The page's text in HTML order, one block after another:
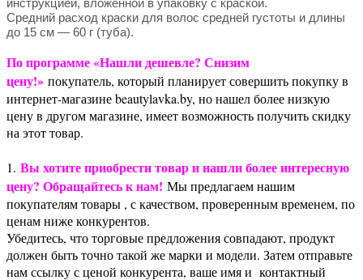
инструкцией, вложенной в упаковку с краской.
Средний расход краски для волос средней густоты и длины
до 15 см — 60 г (туба).
По программе «Нашли дешевле? Снизим
цену!» покупатель, который планирует совершить покупку в
интернет-магазине beautylavka.by, но нашел более низкую
цену в другом магазине, имеет возможность получить скидку
на этот товар.
1. Вы хотите приобрести товар и нашли более интересную
цену? Обращайтесь к нам! Мы предлагаем нашим
покупателям товары , с качеством, проверенным временем, по
ценам ниже конкурентов.
Убедитесь, что торговые предложения совпадают, продукт
должен быть точно такой же марки и модели. Затем отправьте
нам ссылку с ценой конкурента, ваше имя и контактный